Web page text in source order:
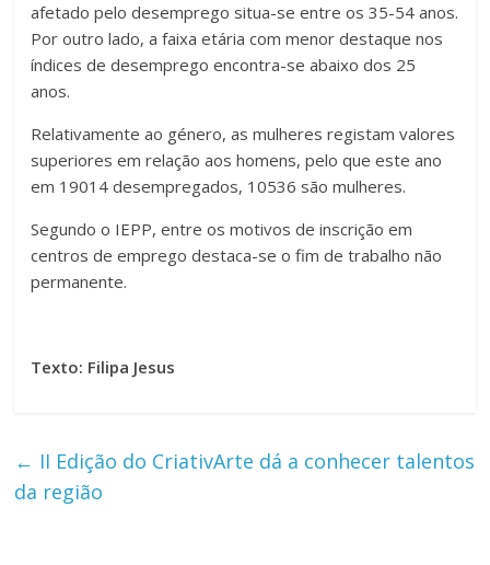
afetado pelo desemprego situa-se entre os 35-54 anos.
Por outro lado, a faixa etária com menor destaque nos
índices de desemprego encontra-se abaixo dos 25
anos.
Relativamente ao género, as mulheres registam valores
superiores em relação aos homens, pelo que este ano
em 19014 desempregados, 10536 são mulheres.
Segundo o IEPP, entre os motivos de inscrição em
centros de emprego destaca-se o fim de trabalho não
permanente.
Texto: Filipa Jesus
← II Edição do CriativArte dá a conhecer talentos
da região